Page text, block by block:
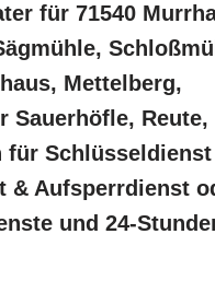
für 71540
Mettelberg,
Sauerhöfle, Reute,
für Schlüsseldienst
& Aufsperrdienst
und 24-